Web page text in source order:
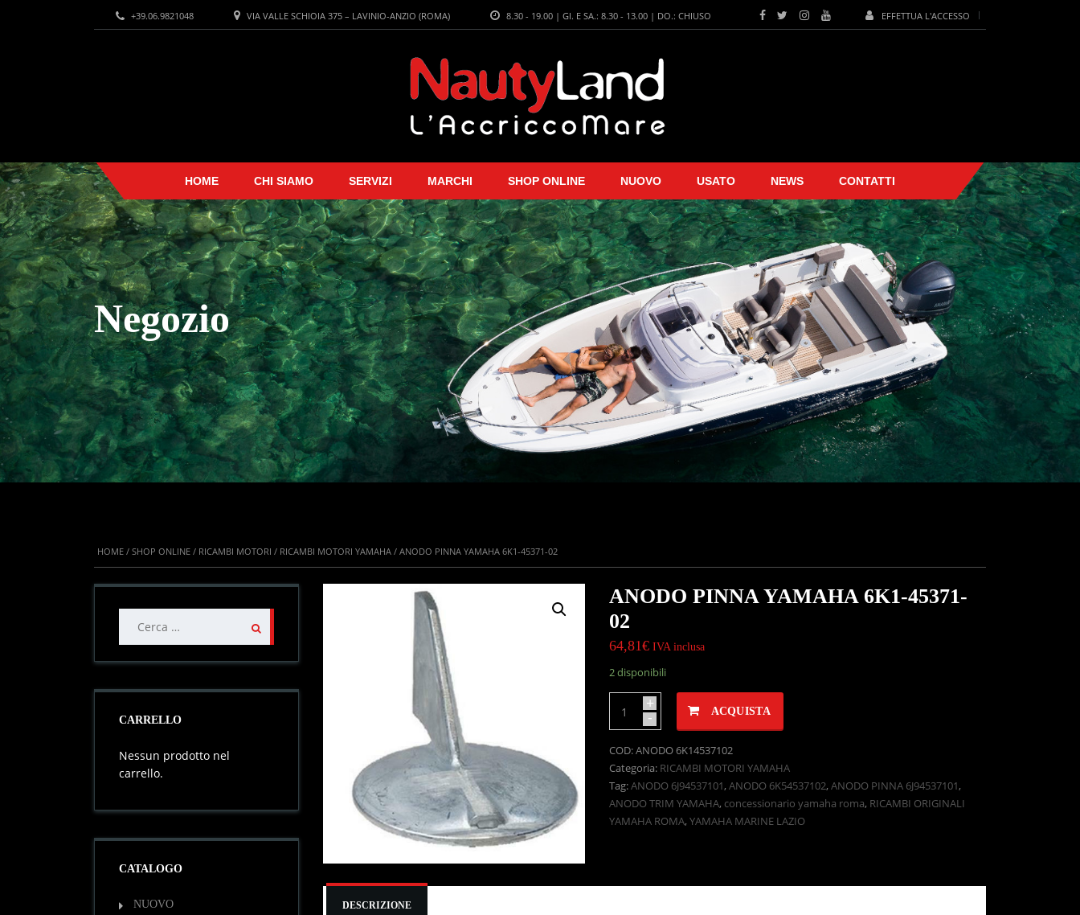
EFFETTUA L'ACCESSO
8.30 - 19.00 | GI. E SA.: 8.30 - 13.00 | DO.: CHIUSO
VIA VALLE SCHIOIA 375 – LAVINIO-ANZIO (ROMA)
+39.06.9821048
HOME CHI SIAMO SERVIZI MARCHI SHOP ONLINE NUOVO USATO NEWS CONTATTI
Negozio
HOME / SHOP ONLINE / RICAMBI MOTORI / RICAMBI MOTORI YAMAHA / ANODO PINNA YAMAHA 6K1-45371-02
ANODO PINNA YAMAHA 6K1-45371-
02
64,81€ IVA inclusa
2 disponibili
+
- ACQUISTA
COD:ANODO 6K14537102
Categoria: RICAMBI MOTORI YAMAHA
Tag:ANODO 6J94537101,ANODO 6K54537102,ANODO PINNA 6J94537101,
ANODO TRIM YAMAHA, concessionario yamaha roma, RICAMBI ORIGINALI
YAMAHA ROMA,YAMAHA MARINE LAZIO
DESCRIZIONE
per:
CARRELLO
Nessun prodotto nel
carrello.
CATALOGO
NUOVO